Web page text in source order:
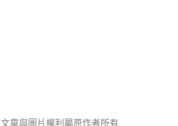
文章與圖片權利屬原作者所有